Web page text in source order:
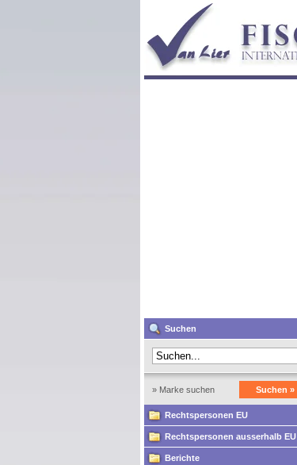
Suchen
» Marke suchen Suchen »
Rechtspersonen EU
Rechtspersonen ausserhalb EU
Berichte